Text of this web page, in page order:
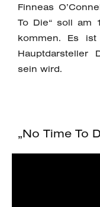
Finneas
To Die“ soll am
kommen. Es
Hauptdarsteller
sein wird.
„No Time To